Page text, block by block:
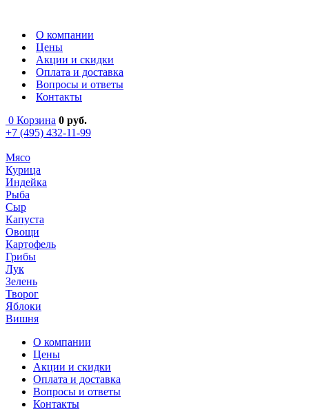
О компании
Цены
Акции и скидки
Оплата и доставка
Вопросы и ответы
Контакты
0 Корзина 0 руб.
+7 (495) 432-11-99
Мясо
Курица
Индейка
Рыба
Сыр
Капуста
Овощи
Картофель
Грибы
Лук
Зелень
Творог
Яблоки
Вишня
О компании
Цены
Акции и скидки
Оплата и доставка
Вопросы и ответы
Контакты